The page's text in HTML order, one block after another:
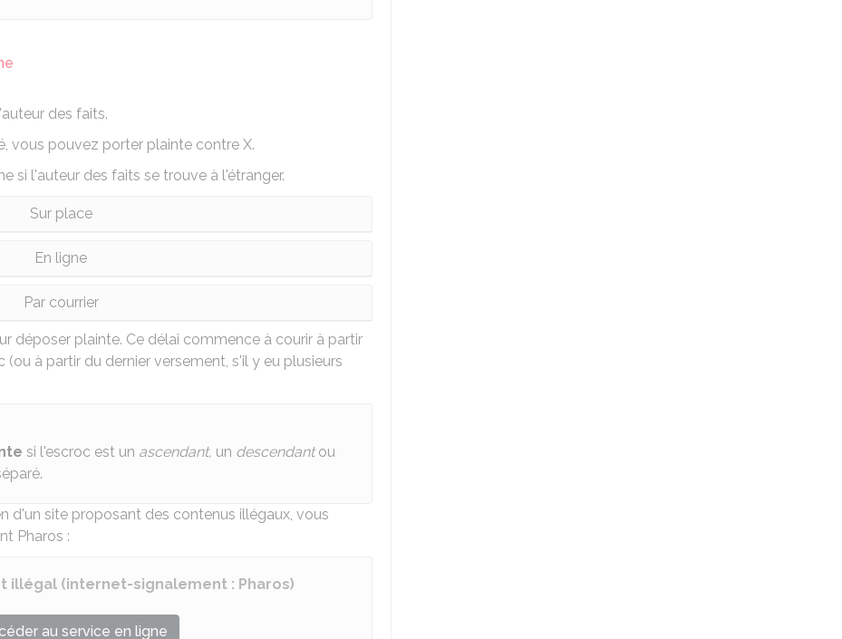
des faits.
vous pouvez porter plainte contre X.
si l'auteur des faits se trouve à l'étranger.
Sur place
En ligne
Par courrier
déposer plainte. Ce délai commence à courir à partir
à partir du dernier versement, s'il y eu plusieurs
si l'escroc est un ascendant, un descendantou
d'un site proposant des contenus illégaux, vous
Pharos :
illégal (internet-signalement : Pharos)
au service en ligne